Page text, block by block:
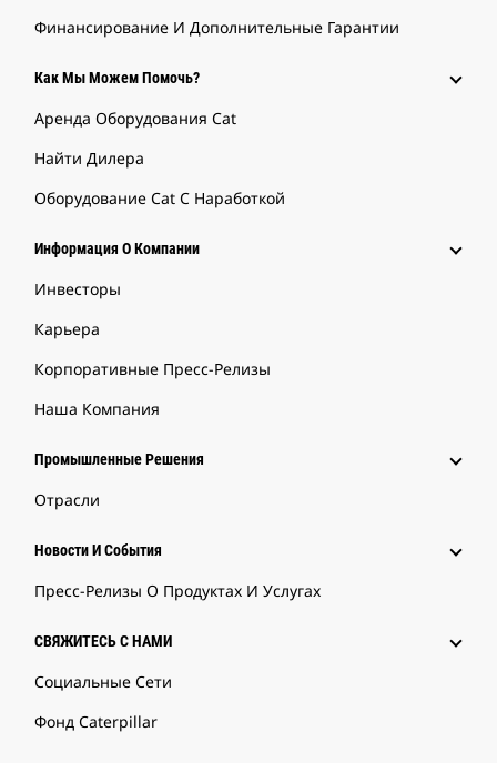
Финансирование И Дополнительные Гарантии
Как Мы Можем Помочь?
Аренда Оборудования Cat
Найти Дилера
Оборудование Cat С Наработкой
Информация О Компании
Инвесторы
Карьера
Корпоративные Пресс-Релизы
Наша Компания
Промышленные Решения
Отрасли
Новости И События
Пресс-Релизы О Продуктах И Услугах
СВЯЖИТЕСЬ С НАМИ
Социальные Сети
Фонд Caterpillar